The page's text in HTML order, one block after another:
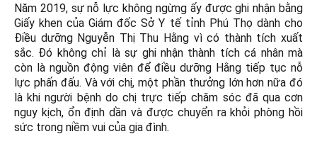
Năm 2019, sự nỗ lực không ngừng ấy được ghi nhận bằng
Giấy khen của Giám đốc Sở Y tế tỉnh Phú Thọ dành cho
Điều dưỡng Nguyễn Thị Thu Hằng vì có thành tích xuất
sắc. Đó không chỉ là sự ghi nhận thành tích cá nhân mà
còn là nguồn động viên để điều dưỡng Hằng tiếp tục nỗ
lực phấn đấu. Và với chị, một phần thưởng lớn hơn nữa đó
là khi người bệnh do chị trực tiếp chăm sóc đã qua cơn
nguy kịch, ổn định dần và được chuyển ra khỏi phòng hồi
sức trong niềm vui của gia đình.